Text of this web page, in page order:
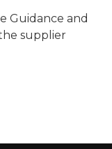
Guidance and
supplier